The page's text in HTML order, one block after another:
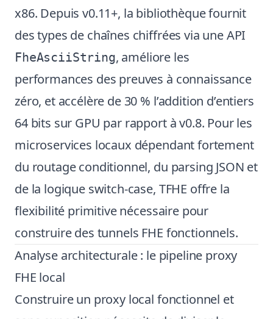
x86. Depuis v0.11+, la bibliothèque fournit
des types de chaînes chiffrées via une API
FheAsciiString, améliore les
performances des preuves à connaissance
zéro, et accélère de 30 % l’addition d’entiers
64 bits sur GPU par rapport à v0.8. Pour les
microservices locaux dépendant fortement
du routage conditionnel, du parsing JSON et
de la logique switch-case, TFHE offre la
flexibilité primitive nécessaire pour
construire des tunnels FHE fonctionnels.
Analyse architecturale : le pipeline proxy
FHE local
Construire un proxy local fonctionnel et